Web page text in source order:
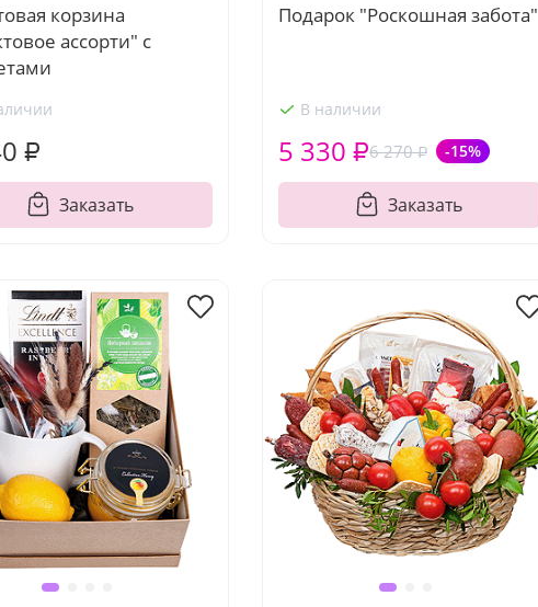
корзина
ассорти" с
₽
Заказать
Подарок "Роскошная забота"
В наличии
6 270 ₽ -15%
5 330 ₽
Заказать